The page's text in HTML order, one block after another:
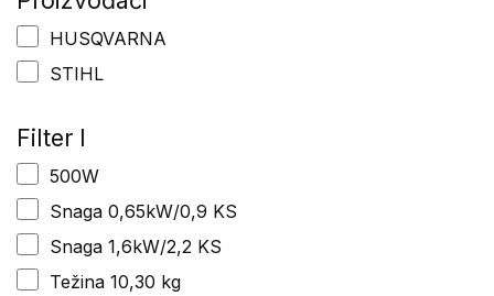
HUSQVARNA
STIHL
Filter I
500W
Snaga 0,65kW/0,9 KS
Snaga 1,6kW/2,2 KS
Težina 10,30 kg